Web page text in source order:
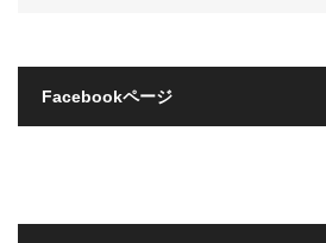
Facebookページ